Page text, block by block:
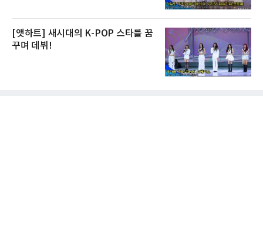
[앳하트] 새시대의 K-POP 스타를 꿈
꾸며 데뷔!